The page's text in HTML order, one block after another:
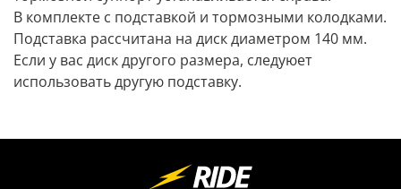
В комплекте с подставкой и тормозными колодками.
Подставка рассчитана на диск диаметром 140 мм.
Если у вас диск другого размера, следуюет
использовать другую подставку.